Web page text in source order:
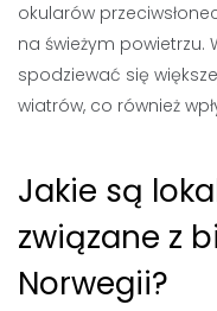
okularów
na świeżym
spodziewać się
wiatrów, co również
Jakie są
związane z
Norwegii?